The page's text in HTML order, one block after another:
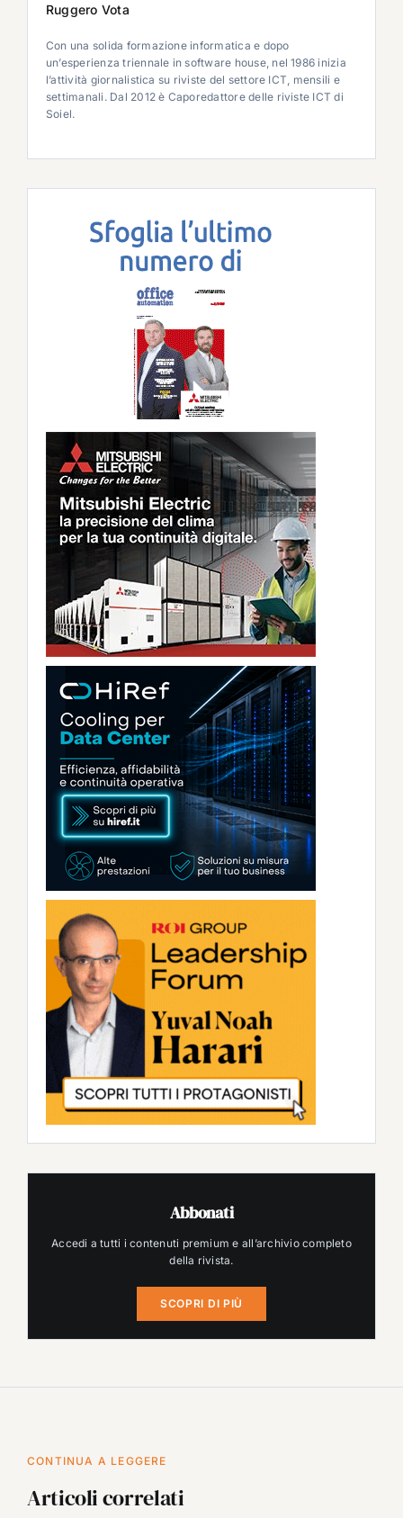
Ruggero Vota
Con una solida formazione informatica e dopo
un’esperienza triennale in software house, nel 1986 inizia
l’attività giornalistica su riviste del settore ICT, mensili e
settimanali. Dal 2012 è Caporedattore delle riviste ICT di
Soiel.
Abbonati
Accedi a tutti i contenuti premium e all’archivio completo
della rivista.
SCOPRI DI PIÙ
CONTINUA A LEGGERE
Articoli correlati